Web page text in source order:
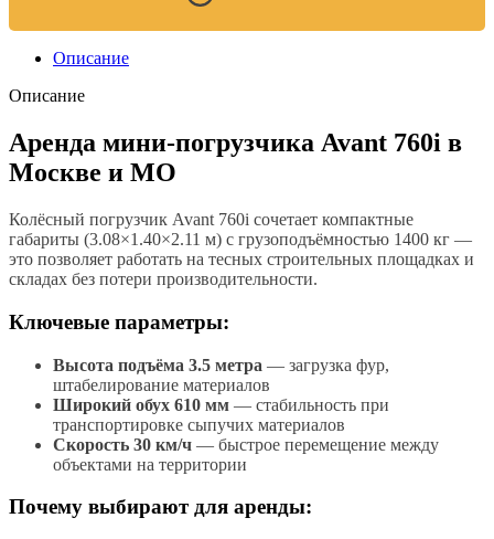
Описание
Описание
Аренда мини-погрузчика Avant 760i в
Москве и МО
Колёсный погрузчик Avant 760i сочетает компактные
габариты (3.08×1.40×2.11 м) с грузоподъёмностью 1400 кг —
это позволяет работать на тесных строительных площадках и
складах без потери производительности.
Ключевые параметры:
Высота подъёма 3.5 метра — загрузка фур,
штабелирование материалов
Широкий обух 610 мм — стабильность при
транспортировке сыпучих материалов
Скорость 30 км/ч — быстрое перемещение между
объектами на территории
Почему выбирают для аренды: